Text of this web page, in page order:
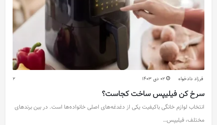
فرزاد دادخواه 02 دی 1403 2
سرخ کن فیلیپس ساخت کجاست؟
انتخاب لوازم خانگی باکیفیت یکی از دغدغه‌های اصلی خانواده‌ها است. در بین برندهای
مختلف، فیلیپس…